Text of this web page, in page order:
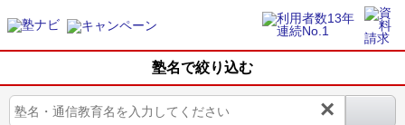
塾名で絞り込む
×